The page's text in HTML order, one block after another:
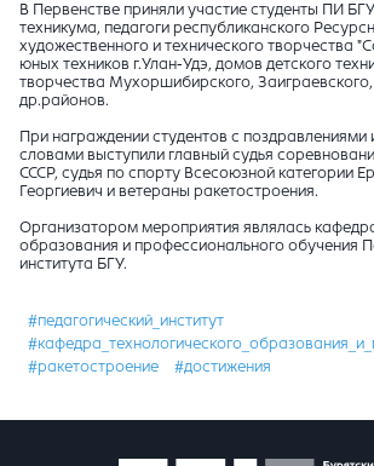
В Первенстве приняли участие студенты ПИ
техникума, педагоги республиканского
художественного и технического творчества
юных техников г.Улан-Удэ, домов детского
творчества Мухоршибирского,
др.районов.
При награждении студентов с поздравлениями
словами выступили главный судья
СССР, судья по спорту Всесоюзной категории
Георгиевич и ветераны ракетостроения.
Организатором мероприятия являлась
образования и профессионального обучения
института БГУ.
#педагогический_институт
#ракетостроение
#достижения